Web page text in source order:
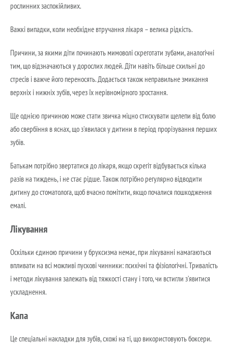
рослинних заспокійливих.
Важкі випадки, коли необхідне втручання лікаря – велика рідкість.
Причини, за якими діти починають мимоволі скреготати зубами, аналогічні
тим, що відзначаються у дорослих людей. Діти навіть більше схильні до
стресів і важче його переносять. Додається також неправильне змикання
верхніх і нижніх зубів, через їх нерівномірного зростання.
Ще однією причиною може стати звичка міцно стискувати щелепи від болю
або свербіння в яснах, що з’явилася у дитини в період прорізування перших
зубів.
Батькам потрібно звертатися до лікаря, якщо скрегіт відбувається кілька
разів на тиждень, і не стає рідше. Також потрібно регулярно відводити
дитину до стоматолога, щоб вчасно помітити, якщо почалися пошкодження
емалі.
Лікування
Оскільки єдиною причини у бруксизма немає, при лікуванні намагаються
впливати на всі можливі пускові чинники: психічні та фізіологічні. Тривалість
і методи лікування залежать від тяжкості стану і того, чи встигли з’явитися
ускладнення.
Капа
Це спеціальні накладки для зубів, схожі на ті, що використовують боксери.